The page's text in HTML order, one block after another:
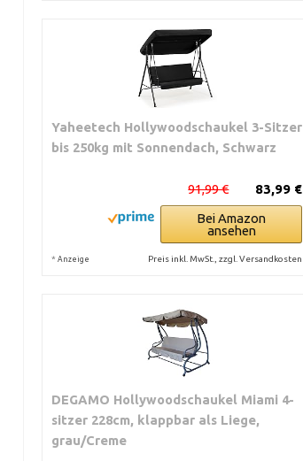
Yaheetech Hollywoodschaukel 3-Sitzer
bis 250kg mit Sonnendach, Schwarz
83,99 €
91,99 €
Bei Amazon
ansehen
* Anzeige Preis inkl. MwSt., zzgl. Versandkosten
DEGAMO Hollywoodschaukel Miami 4-
sitzer 228cm, klappbar als Liege,
grau/Creme